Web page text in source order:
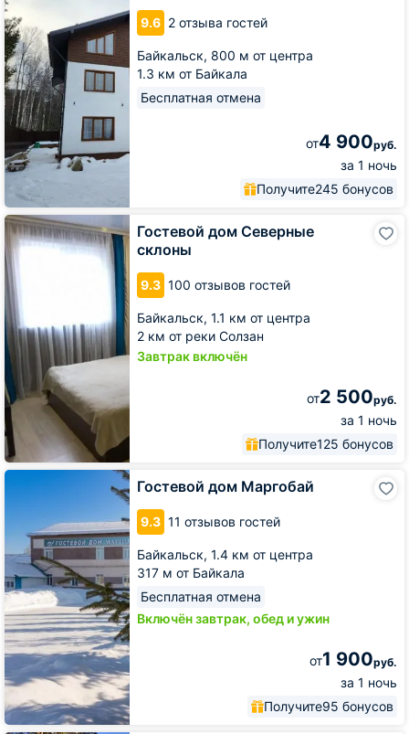
9.6 2 отзыва гостей
Байкальск, 800 м от центра
1.3 км от Байкала
Бесплатная отмена
от4 900руб.
за 1 ночь
Получите245 бонусов
Guest
House
Гостевой дом Северные
склоны
9.3 100 отзывов гостей
Байкальск, 1.1 км от центра
2 км от реки Солзан
Завтрак включён
от2 500руб.
за 1 ночь
Получите125 бонусов
Гостевой
дом
Северные
склоны
Гостевой дом Маргобай
9.3 11 отзывов гостей
Байкальск, 1.4 км от центра
317 м от Байкала
Бесплатная отмена
Включён завтрак, обед и ужин
от1 900руб.
за 1 ночь
Получите95 бонусов
Гостевой